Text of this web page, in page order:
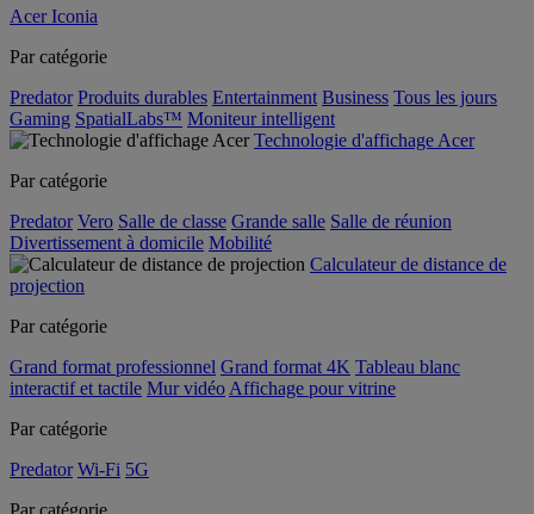
Acer Iconia
Par catégorie
Predator Produits durables Entertainment Business Tous les jours
Gaming SpatialLabs™ Moniteur intelligent
Technologie d'affichage Acer
Par catégorie
Predator Vero Salle de classe Grande salle Salle de réunion
Divertissement à domicile Mobilité
Calculateur de distance de
projection
Par catégorie
Grand format professionnel Grand format 4K Tableau blanc
interactif et tactile Mur vidéo Affichage pour vitrine
Par catégorie
Predator Wi-Fi 5G
Par catégorie